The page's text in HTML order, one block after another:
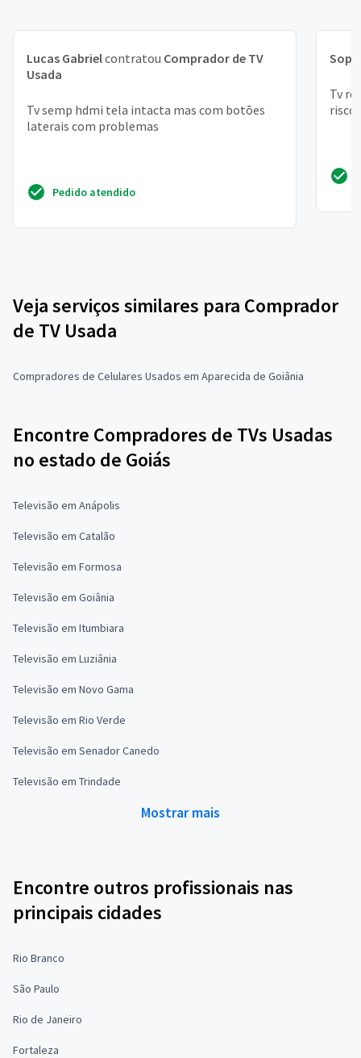
Lucas Gabrielcontratou Comprador de TV
Usada
Tv semp hdmi tela intacta mas com botões
laterais com problemas
Pedido atendido
Tv
Veja serviços similares para Comprador
de TV Usada
Compradores de Celulares Usados em Aparecida de Goiânia
Encontre Compradores de TVs Usadas
no estado de Goiás
Televisão em Anápolis
Televisão em Catalão
Televisão em Formosa
Televisão em Goiânia
Televisão em Itumbiara
Televisão em Luziânia
Televisão em Novo Gama
Televisão em Rio Verde
Televisão em Senador Canedo
Televisão em Trindade
Mostrar mais
Encontre outros profissionais nas
principais cidades
Rio Branco
São Paulo
Rio de Janeiro
Fortaleza